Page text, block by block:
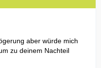
aber würde mich
zu deinem Nachteil